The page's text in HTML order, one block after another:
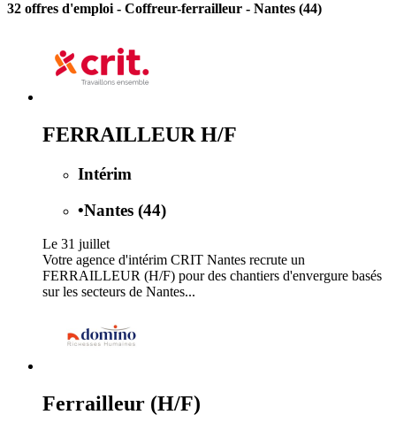
32 offres d'emploi - Coffreur-ferrailleur - Nantes (44)
FERRAILLEUR H/F
Intérim
•Nantes (44)
Le 31 juillet
Votre agence d'intérim CRIT Nantes recrute un
FERRAILLEUR (H/F) pour des chantiers d'envergure basés
sur les secteurs de Nantes...
Ferrailleur (H/F)